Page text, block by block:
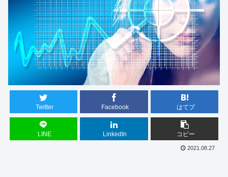
Twitter Facebook はてブ
LINE LinkedIn コピー
2021.08.27